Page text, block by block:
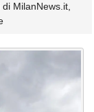
MilanNews.it,